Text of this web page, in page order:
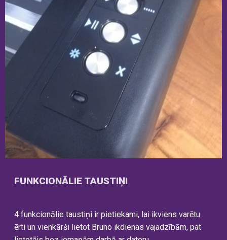
FUNKCIONĀLIE TAUSTIŅI
4 funkcionālie taustiņi ir pietiekami, lai ikviens varētu
ērti un vienkārši lietot Bruno ikdienas vajadzībām, pat